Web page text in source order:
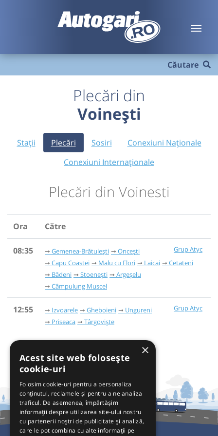
Căutare
Plecări din
Voinești
Stații Plecări Sosiri
Conexiuni Naționale
Conexiuni Internaționale
Plecări din Voinesti
Ora Către
08:35 Grup Atyc
Gemenea-Brătulești
Oncești
Capu Coastei
Malu cu Flori Laicai
Cetateni
Bădeni
Stoenești
Argeșelu
Câmpulung Muscel
12:55 Grup Atyc
Izvoarele Gheboieni
Ungureni
Priseaca
Târgoviște
×
Acest site web folosește
cookie-uri
Folosim cookie-uri pentru a personaliza
conținutul, reclamele și pentru a ne analiza
traficul. De asemenea, împărtășim
informații despre utilizarea site-ului nostru
cu partenerii noștri de publicitate și analiză,
care le pot combina cu alte informații pe